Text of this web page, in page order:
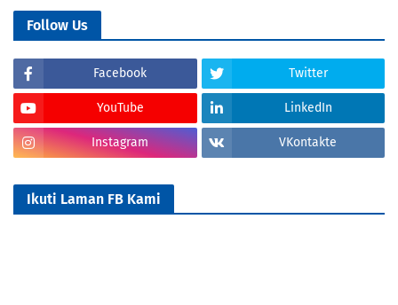
Follow Us
Facebook Twitter
YouTube LinkedIn
Instagram VKontakte
Ikuti Laman FB Kami